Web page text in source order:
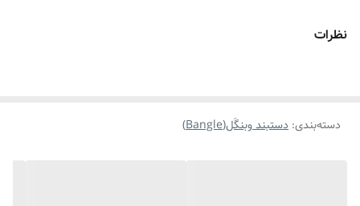
نظرات
دسته‌بندی: دستبند وبنگَل(Bangle)